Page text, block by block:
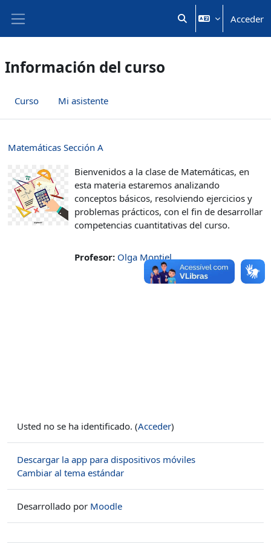
Selector de búsqueda
Acceder
Información del curso
Curso Mi asistente
Matemáticas Sección A
Bienvenidos a la clase de Matemáticas, en
esta materia estaremos analizando
conceptos básicos, resolviendo ejercicios y
problemas prácticos, con el fin de desarrollar
competencias cuantitativas del curso.
Profesor: Olga Montiel
Usted no se ha identificado. (Acceder)
Descargar la app para dispositivos móviles
Cambiar al tema estándar
Desarrollado por Moodle